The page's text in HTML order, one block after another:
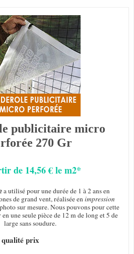
publicitaire micro
270 Gr
de 14,56 € le m2*
a utilisé pour une durée de 1 à 2 ans en
de grand vent, réalisée enimpression
sur mesure. Nous pouvons pour cette
une seule pièce de 12 m de long et 5 de
large sans soudure.
prix